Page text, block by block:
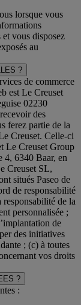
lorsque vous
vous disposez
au
?
de commerce
est Le Creuset
02230
des
ferez partie de la
Creuset. Celle-ci
Le Creuset Group
4, 6340 Baar, en
Creuset SL,
situés Paseo de
de responsabilité
de la
personnalisée ;
de
des initiatives
; (c) à toutes
vos droits
?
: